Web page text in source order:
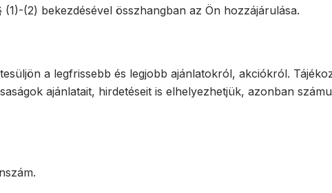
(2) bekezdésével összhangban az Ön hozzájárulása.
a legfrissebb és legjobb ajánlatokról, akciókról.
ajánlatait, hirdetéseit is elhelyezhetjük, azonban